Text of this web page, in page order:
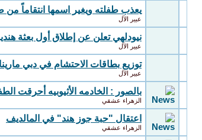
يعذب طفلته ويغير اسمها انتقاماً من
عبير الآل
نيودلهي تعلن عن إطلاق أول بعثة
عبير الآل
توزيع بطاقات الاحتشام في دبي
عبير الآل
بالصور : الخادمه الأثيوبيه أحرقت
الزهراء عشقي
اعتقال "حبة جوز هند" في المالديف
الزهراء عشقي